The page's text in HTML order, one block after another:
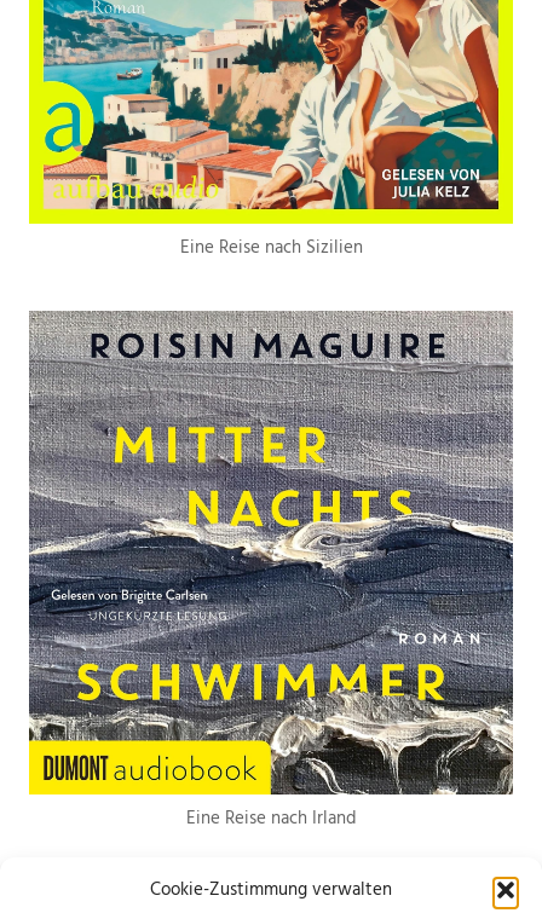
Cookie-Zustimmung verwalten
Eine Reise nach Sizilien
Eine Reise nach Irland